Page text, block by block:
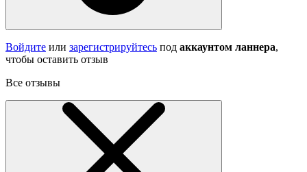
Войдите или зарегистрируйтесь под аккаунтом ланнера,
чтобы оставить отзыв
Все отзывы